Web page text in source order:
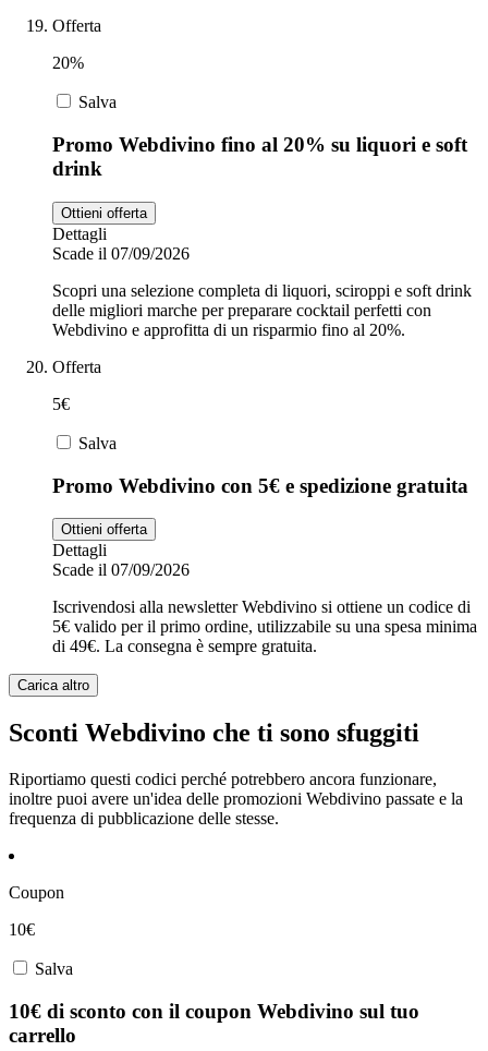
Offerta
20%
Salva
Promo Webdivino fino al 20% su liquori e soft
drink
Ottieni offerta
Dettagli
Scade il 07/09/2026
Scopri una selezione completa di liquori, sciroppi e soft drink
delle migliori marche per preparare cocktail perfetti con
Webdivino e approfitta di un risparmio fino al 20%.
Offerta
5€
Salva
Promo Webdivino con 5€ e spedizione gratuita
Ottieni offerta
Dettagli
Scade il 07/09/2026
Iscrivendosi alla newsletter Webdivino si ottiene un codice di
5€ valido per il primo ordine, utilizzabile su una spesa minima
di 49€. La consegna è sempre gratuita.
Carica altro
Sconti Webdivino che ti sono sfuggiti
Riportiamo questi codici perché potrebbero ancora funzionare,
inoltre puoi avere un'idea delle promozioni Webdivino passate e la
frequenza di pubblicazione delle stesse.
Coupon
10€
Salva
10€ di sconto con il coupon Webdivino sul tuo
carrello